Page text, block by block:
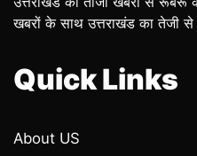
खबरों के साथ उत्तराखंड का तेजी से
Quick Links
About US